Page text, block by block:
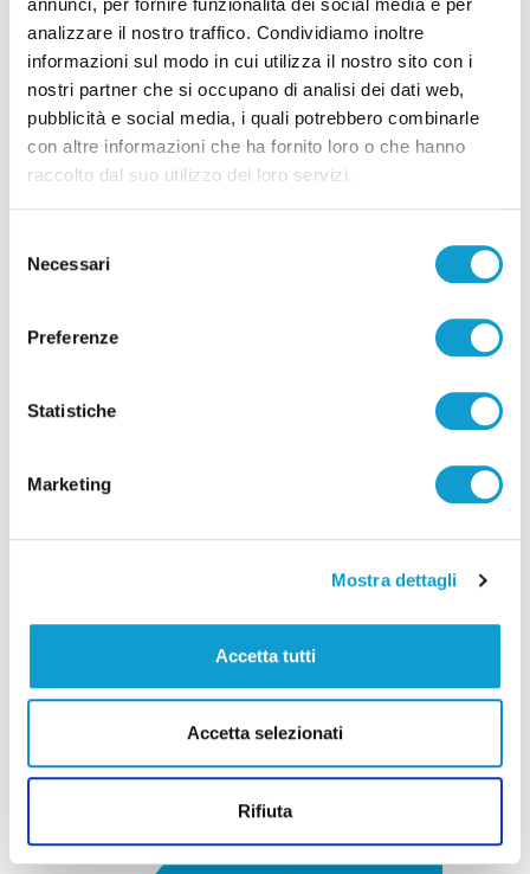
annunci, per fornire funzionalità dei social media e per
analizzare il nostro traffico. Condividiamo inoltre
informazioni sul modo in cui utilizza il nostro sito con i
nostri partner che si occupano di analisi dei dati web,
pubblicità e social media, i quali potrebbero combinarle
con altre informazioni che ha fornito loro o che hanno
raccolto dal suo utilizzo dei loro servizi.
delNecessari
Preferenze
Statistiche
Marketing
Mostra dettagli
Accetta tutti
Accetta selezionati
Rifiuta
Pubblicità